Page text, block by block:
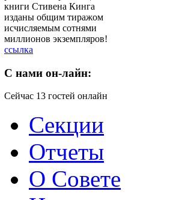
книги Стивена Кинга
изданы общим тиражом
исчисляемым сотнями
миллионов экземпляров!
ссылка
C нами он-лайн:
Сейчас 13 гостей онлайн
Секции
Отчеты
О Совете